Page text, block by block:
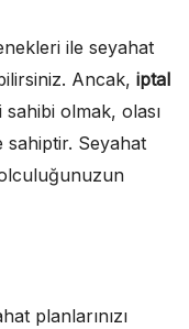
ile seyahat
Ancak, iptal
sahibi olmak, olası
sahiptir. Seyahat
planlarınızı